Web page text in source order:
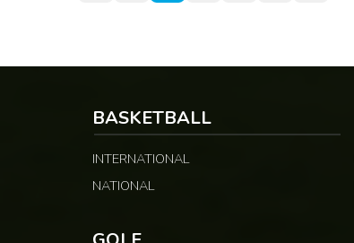
BASKETBALL
INTERNATIONAL
NATIONAL